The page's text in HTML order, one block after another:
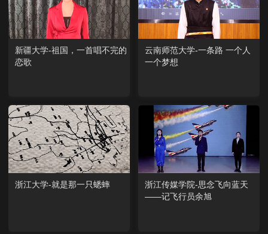
新疆大学-祖国，一首唱不完的
恋歌
云南师范大学-一条路 一个人
一个梦想
浙江大学-就是那一只蟋蟀
浙江传媒学院-思念飞向蓝天
——记飞行员余旭